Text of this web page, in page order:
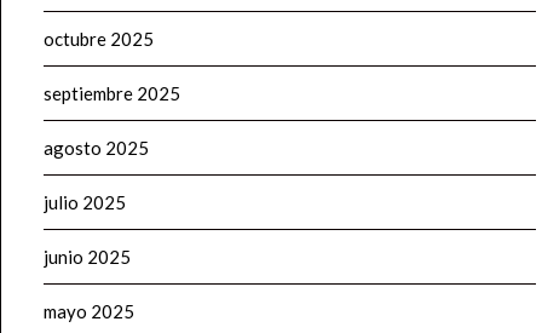
octubre 2025
septiembre 2025
agosto 2025
julio 2025
junio 2025
mayo 2025